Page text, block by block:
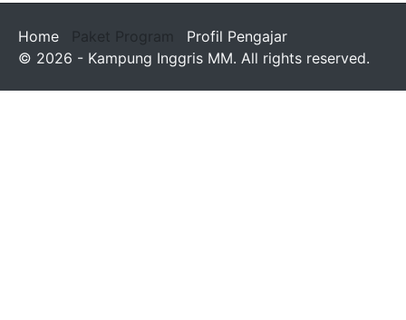
Home Paket Program
Profil Pengajar
© 2026 - Kampung Inggris MM. All rights reserved.